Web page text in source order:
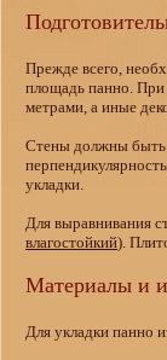
Прежде всего,
площадь панно. При
метрами, а иные
Стены должны быть
укладки.
Для выравнивания
влагостойкий).
Материалы и
Для укладки панно